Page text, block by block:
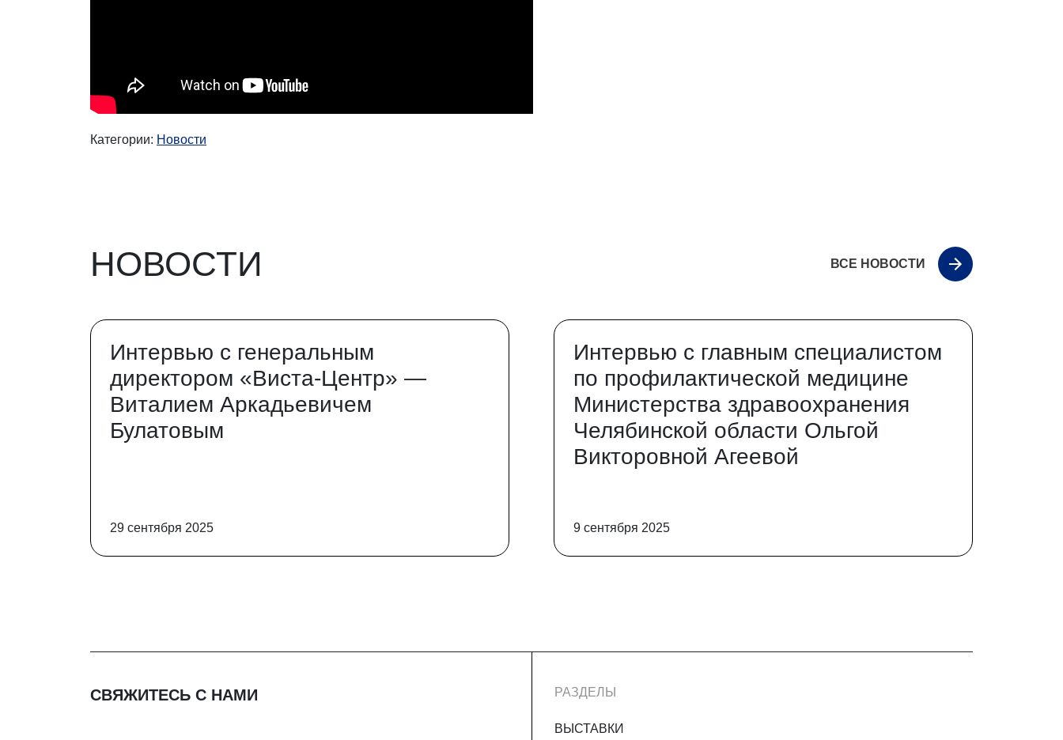
Категории: Новости
НОВОСТИ ВСЕ НОВОСТИ
Интервью с генеральным
директором «Виста-Центр» —
Виталием Аркадьевичем
Булатовым
29 сентября 2025
Интервью с главным специалистом
по профилактической медицине
Министерства здравоохранения
Челябинской области Ольгой
Викторовной Агеевой
9 сентября 2025
СВЯЖИТЕСЬ С НАМИ РАЗДЕЛЫ
ВЫСТАВКИ